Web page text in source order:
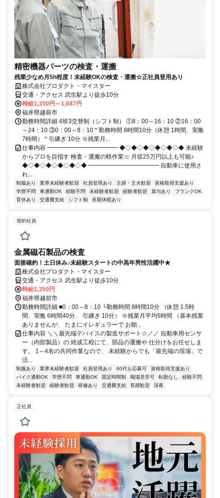
精密機器パーツの検査・運搬
残業少なめ月5h程度！未経験OKの検査・運搬☆正社員登用あり
株式会社プロダクト・マイスター
交通・アクセス 武生駅より徒歩10分
時給1,350円～1,687円
福井県越前市
勤務時間詳細 4班3交替制（シフト制） ①8：00～16：10 ②16：00
～24：10 ③0：00～8：10 * 勤務時間 8時間10分（休憩 1時間、実働
7時間） * 引継ぎ 10分 ※残業月...
仕事内容 ━━━━━━━━━━━━ ◆◇◆◇◆◇◆◇◆◇◆ 未経験
からプロを目指す 検査・運搬の軽作業☆ 月収25万円以上も可能♪
◆◇◆◇◆◇◆◇◆◇◆ ━━━━━━━━━━━━ 自動車に使用さ
れ...
制服あり 業界未経験者歓迎 社員登用あり 主婦・主夫歓迎
資格取得支援あり
学歴不問
車通勤OK 経験不問 未経験者歓迎 経験者歓迎 賞与あり
ブランクOK
育休あり
交通費支給 シフト制 長期休暇あり
契約社員
金属磁石製品の検査
面接確約！土日休み♪未経験スタートの中高年男性活躍中★
株式会社プロダクト・マイスター
交通・アクセス 武生駅より徒歩10分
時給1,350円
福井県越前市
勤務時間詳細 ■0：00～8：10 └勤務時間 8時間10分 （休憩 1.5時
間、実働 6時間40分、 引継ぎ 10分） ※残業月平均5時間 （基本残業
ありませんが、 たまにイレギュラーで お願...
仕事内容 ＼＼最先端デバイスの製造サポート☆／／ 自動車用センサ
ー（内部製品）の 焼成工程にて、部品の運搬や 仕分けをお任せしま
す。 1～4名の共同作業なので、 未経験からでも「最先端の現場」で
活...
制服あり 業界未経験者歓迎 社員登用あり 60代も応募可
資格取得支援あり
バイク通勤OK
学歴不問 車通勤OK 固定時間制 職場見学可 転勤なし
経験不問
未経験者歓迎
経験者歓迎 研修あり 交通費支給 長期歓迎 深夜
正社員